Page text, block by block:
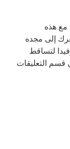
هذه
إلى مجده
لتساقط
التعليقات